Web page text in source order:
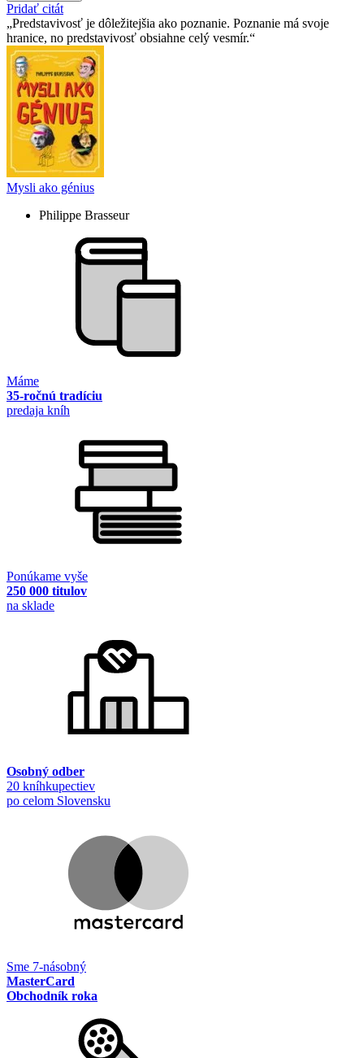
Pridať citát
Predstavivosť je dôležitejšia ako poznanie. Poznanie má svoje
hranice, no predstavivosť obsiahne celý vesmír.
Mysli ako génius
Philippe Brasseur
Máme
35-ročnú tradíciu
predaja kníh
Ponúkame vyše
250 000 titulov
na sklade
Osobný odber
20 kníhkupectiev
po celom Slovensku
Sme 7-násobný
MasterCard
Obchodník roka